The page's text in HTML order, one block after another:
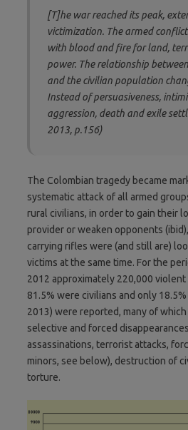
[T]he war reached its peak,
victimization. The armed
with blood and fire for land,
power. The relationship
and the civilian population
Instead of persuasiveness,
aggression, death and exile
2013, p.156)
The Colombian tragedy became
systematic attack of all armed
rural civilians, in order to gain their
provider or weaken opponents
carrying rifles were (and still are)
victims at the same time. For the
2012 approximately 220,000
81.5% were civilians and only
2013) were reported, many of
selective and forced
assassinations, terrorist attacks,
minors, see below), destruction of
torture.